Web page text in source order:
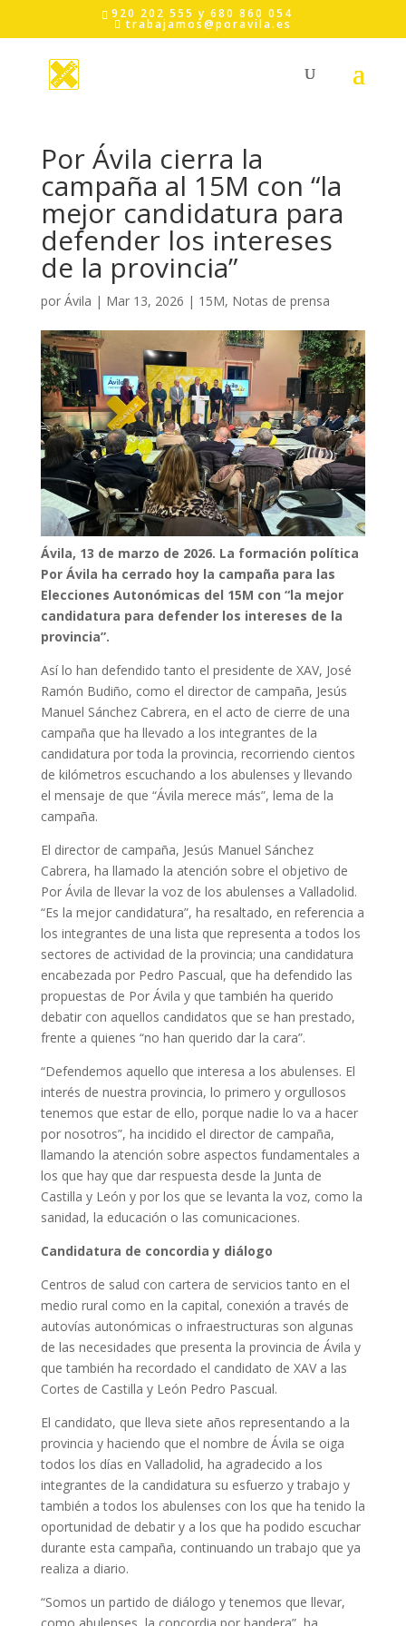
content
920 202 555 y 680 860 054
trabajamos@poravila.es
Por Ávila cierra la
campaña al 15M con “la
mejor candidatura para
defender los intereses
de la provincia”
por Ávila | Mar 13, 2026 | 15M, Notas de prensa
Ávila, 13 de marzo de 2026. La formación política
Por Ávila ha cerrado hoy la campaña para las
Elecciones Autonómicas del 15M con “la mejor
candidatura para defender los intereses de la
provincia”.
Así lo han defendido tanto el presidente de XAV, José
Ramón Budiño, como el director de campaña, Jesús
Manuel Sánchez Cabrera, en el acto de cierre de una
campaña que ha llevado a los integrantes de la
candidatura por toda la provincia, recorriendo cientos
de kilómetros escuchando a los abulenses y llevando
el mensaje de que “Ávila merece más”, lema de la
campaña.
El director de campaña, Jesús Manuel Sánchez
Cabrera, ha llamado la atención sobre el objetivo de
Por Ávila de llevar la voz de los abulenses a Valladolid.
“Es la mejor candidatura”, ha resaltado, en referencia a
los integrantes de una lista que representa a todos los
sectores de actividad de la provincia; una candidatura
encabezada por Pedro Pascual, que ha defendido las
propuestas de Por Ávila y que también ha querido
debatir con aquellos candidatos que se han prestado,
frente a quienes “no han querido dar la cara”.
“Defendemos aquello que interesa a los abulenses. El
interés de nuestra provincia, lo primero y orgullosos
tenemos que estar de ello, porque nadie lo va a hacer
por nosotros”, ha incidido el director de campaña,
llamando la atención sobre aspectos fundamentales a
los que hay que dar respuesta desde la Junta de
Castilla y León y por los que se levanta la voz, como la
sanidad, la educación o las comunicaciones.
Candidatura de concordia y diálogo
Centros de salud con cartera de servicios tanto en el
medio rural como en la capital, conexión a través de
autovías autonómicas o infraestructuras son algunas
de las necesidades que presenta la provincia de Ávila y
que también ha recordado el candidato de XAV a las
Cortes de Castilla y León Pedro Pascual.
El candidato, que lleva siete años representando a la
provincia y haciendo que el nombre de Ávila se oiga
todos los días en Valladolid, ha agradecido a los
integrantes de la candidatura su esfuerzo y trabajo y
también a todos los abulenses con los que ha tenido la
oportunidad de debatir y a los que ha podido escuchar
durante esta campaña, continuando un trabajo que ya
realiza a diario.
“Somos un partido de diálogo y tenemos que llevar,